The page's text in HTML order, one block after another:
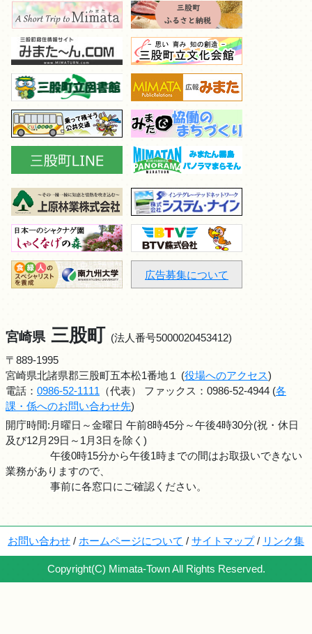
広告募集について
宮崎県 三股町 (法人番号5000020453412)
〒889-1995
宮崎県北諸県郡三股町五本松1番地１ (役場へのアクセス)
電話： 0986-52-1111 （代表） ファックス：0986-52-4944 (各
課・係へのお問い合わせ先)
開庁時間:月曜日～金曜日 午前8時45分～午後4時30分(祝・休日
及び12月29日～1月3日を除く)
午後0時15分から午後1時までの間はお取扱いできない
業務がありますので、
事前に各窓口にご確認ください。
お問い合わせ / ホームページについて / サイトマップ/ リンク集
Copyright(C) Mimata-Town All Rights Reserved.